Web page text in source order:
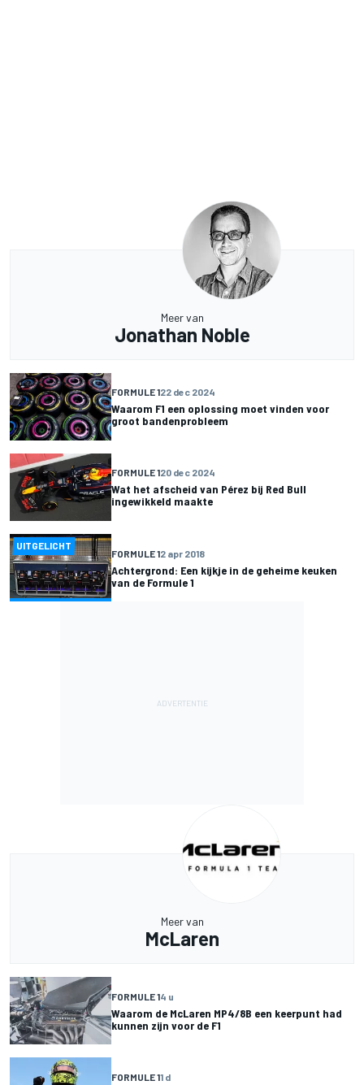
Meer van
Jonathan Noble
FORMULE 122 dec 2024
Waarom F1 een oplossing moet vinden voor
groot bandenprobleem
FORMULE 120 dec 2024
Wat het afscheid van Pérez bij Red Bull
ingewikkeld maakte
UITGELICHT
FORMULE 12 apr 2018
Achtergrond: Een kijkje in de geheime keuken
van de Formule 1
Meer van
McLaren
FORMULE 14 u
Waarom de McLaren MP4/8B een keerpunt had
kunnen zijn voor de F1
FORMULE 11 d